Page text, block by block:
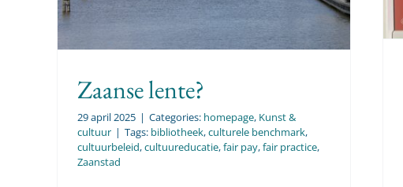
Zaanse lente?
29 april 2025 | Categories: homepage, Kunst &
cultuur | Tags: bibliotheek,culturele benchmark,
cultuurbeleid,cultuureducatie,fair pay,fair practice,
Zaanstad